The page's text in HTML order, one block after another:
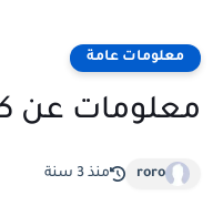
معلومات عامة
معلومات عن
roro منذ 3 سنة